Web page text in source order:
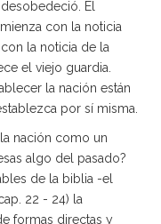
El
con la noticia
la noticia de la
el viejo guardia.
la nación están
por sí misma.
nación como un
algo del pasado?
de la biblia -el
22 - 24) la
formas directas y